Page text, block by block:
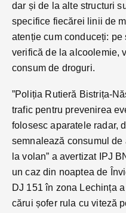
dar și de la alte structuri
specifice fiecărei linii de
atenție cum conduceți:
verifică de la alcoolemie,
consum de droguri.
”Poliția Rutieră Bistrița-
trafic pentru prevenirea
folosesc aparatele radar,
semnalează consumul
la volan” a avertizat IPJ
un caz din noaptea de
DJ 151 în zona Lechința
cărui șofer rula cu viteză